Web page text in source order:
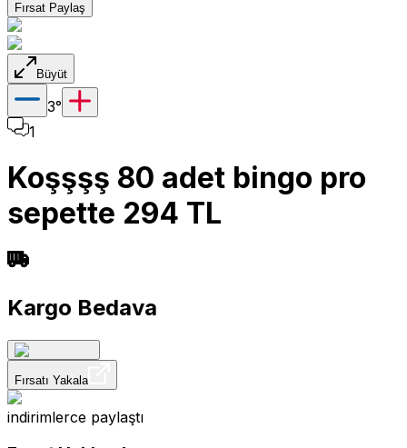
Fırsat Paylaş
Büyüt
3°
1
Koşşşş 80 adet bingo pro
sepette 294 TL
Kargo Bedava
Fırsatı Yakala
indirimlerce paylaştı